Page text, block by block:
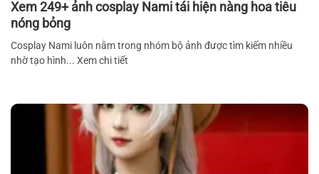
Xem 249+ ảnh cosplay Nami tái hiện nàng hoa tiêu
nóng bỏng
Cosplay Nami luôn nằm trong nhóm bộ ảnh được tìm kiếm nhiều
nhờ tạo hình... Xem chi tiết